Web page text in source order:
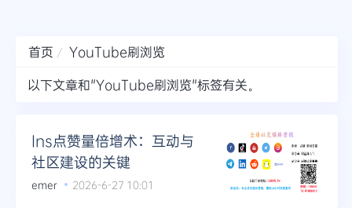
Telegram
更多
首页
YouTube刷浏览
以下文章和"YouTube刷浏览"标签有关。
Ins点赞量倍增术：互动与
社区建设的关键
emer 2026-6-27 10:01